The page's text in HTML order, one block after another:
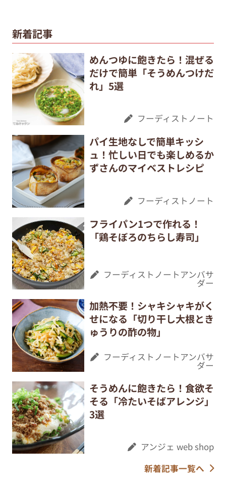
新着記事
めんつゆに飽きたら！混ぜる
だけで簡単「そうめんつけだ
れ」5選
フーディストノート
パイ生地なしで簡単キッシ
ュ！忙しい日でも楽しめるか
ずさんのマイベストレシピ
フーディストノート
フライパン1つで作れる！
「鶏そぼろのちらし寿司」
フーディストノートアンバサ
ダー
加熱不要！シャキシャキがく
せになる「切り干し大根とき
ゅうりの酢の物」
フーディストノートアンバサ
ダー
そうめんに飽きたら！食欲そ
そる「冷たいそばアレンジ」
3選
アンジェ web shop
新着記事一覧へ